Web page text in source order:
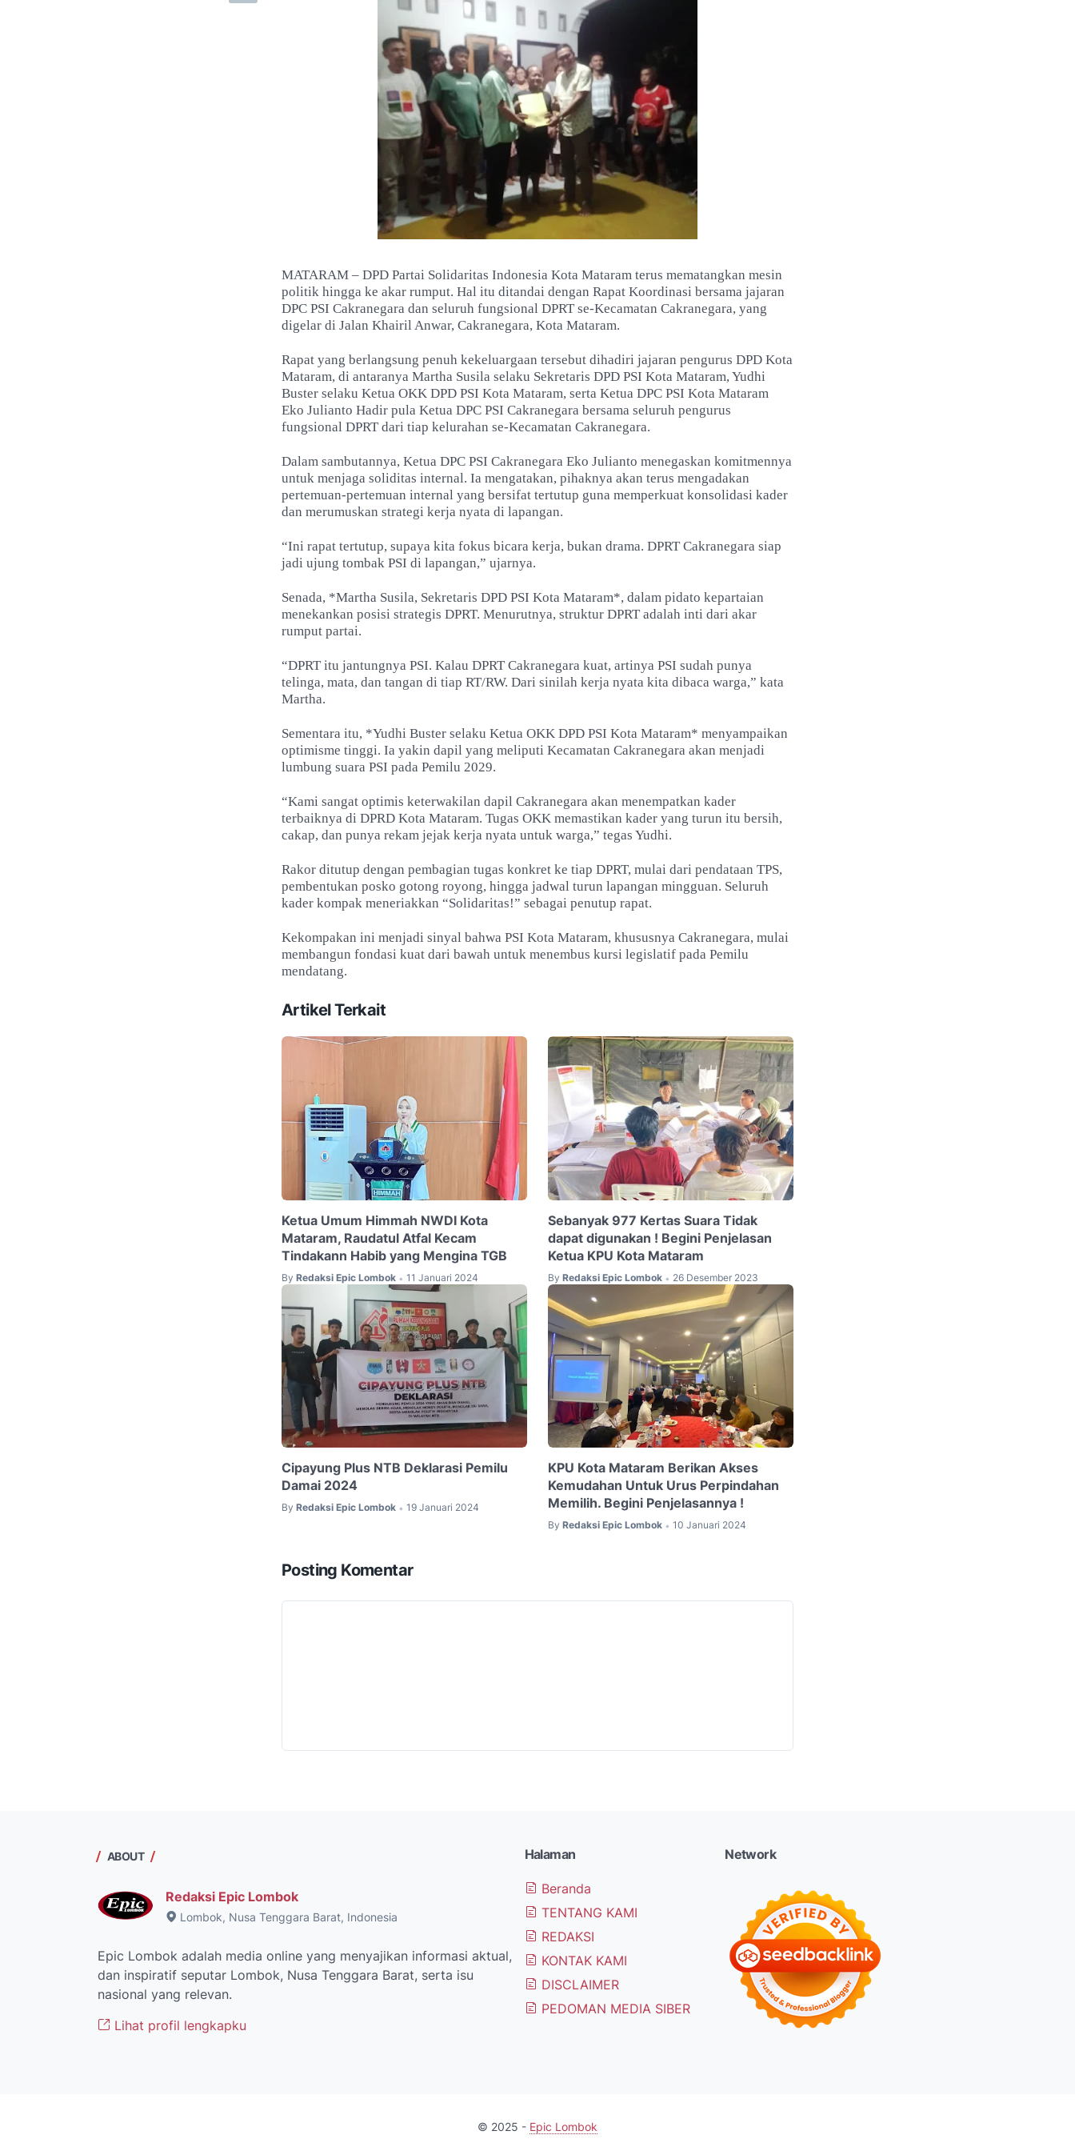
MATARAM – DPD Partai Solidaritas Indonesia Kota Mataram terus mematangkan mesin
politik hingga ke akar rumput. Hal itu ditandai dengan Rapat Koordinasi bersama jajaran
DPC PSI Cakranegara dan seluruh fungsional DPRT se-Kecamatan Cakranegara, yang
digelar di Jalan Khairil Anwar, Cakranegara, Kota Mataram.
Rapat yang berlangsung penuh kekeluargaan tersebut dihadiri jajaran pengurus DPD Kota
Mataram, di antaranya Martha Susila selaku Sekretaris DPD PSI Kota Mataram, Yudhi
Buster selaku Ketua OKK DPD PSI Kota Mataram, serta Ketua DPC PSI Kota Mataram
Eko Julianto Hadir pula Ketua DPC PSI Cakranegara bersama seluruh pengurus
fungsional DPRT dari tiap kelurahan se-Kecamatan Cakranegara.
Dalam sambutannya, Ketua DPC PSI Cakranegara Eko Julianto menegaskan komitmennya
untuk menjaga soliditas internal. Ia mengatakan, pihaknya akan terus mengadakan
pertemuan-pertemuan internal yang bersifat tertutup guna memperkuat konsolidasi kader
dan merumuskan strategi kerja nyata di lapangan.
“Ini rapat tertutup, supaya kita fokus bicara kerja, bukan drama. DPRT Cakranegara siap
jadi ujung tombak PSI di lapangan,” ujarnya.
Senada, *Martha Susila, Sekretaris DPD PSI Kota Mataram*, dalam pidato kepartaian
menekankan posisi strategis DPRT. Menurutnya, struktur DPRT adalah inti dari akar
rumput partai.
“DPRT itu jantungnya PSI. Kalau DPRT Cakranegara kuat, artinya PSI sudah punya
telinga, mata, dan tangan di tiap RT/RW. Dari sinilah kerja nyata kita dibaca warga,” kata
Martha.
Sementara itu, *Yudhi Buster selaku Ketua OKK DPD PSI Kota Mataram* menyampaikan
optimisme tinggi. Ia yakin dapil yang meliputi Kecamatan Cakranegara akan menjadi
lumbung suara PSI pada Pemilu 2029.
“Kami sangat optimis keterwakilan dapil Cakranegara akan menempatkan kader
terbaiknya di DPRD Kota Mataram. Tugas OKK memastikan kader yang turun itu bersih,
cakap, dan punya rekam jejak kerja nyata untuk warga,” tegas Yudhi.
Rakor ditutup dengan pembagian tugas konkret ke tiap DPRT, mulai dari pendataan TPS,
pembentukan posko gotong royong, hingga jadwal turun lapangan mingguan. Seluruh
kader kompak meneriakkan “Solidaritas!” sebagai penutup rapat.
Kekompakan ini menjadi sinyal bahwa PSI Kota Mataram, khususnya Cakranegara, mulai
membangun fondasi kuat dari bawah untuk menembus kursi legislatif pada Pemilu
mendatang.
Artikel Terkait
Ketua Umum Himmah NWDI Kota
Mataram, Raudatul Atfal Kecam
Tindakann Habib yang Mengina TGB
By Redaksi Epic Lombok • 11 Januari 2024
Sebanyak 977 Kertas Suara Tidak
dapat digunakan ! Begini Penjelasan
Ketua KPU Kota Mataram
By Redaksi Epic Lombok • 26 Desember 2023
Cipayung Plus NTB Deklarasi Pemilu
Damai 2024
By Redaksi Epic Lombok • 19 Januari 2024
KPU Kota Mataram Berikan Akses
Kemudahan Untuk Urus Perpindahan
Memilih. Begini Penjelasannya !
By Redaksi Epic Lombok • 10 Januari 2024
Posting Komentar
ABOUT
Redaksi Epic Lombok
Lombok, Nusa Tenggara Barat, Indonesia
Epic Lombok adalah media online yang menyajikan informasi aktual,
dan inspiratif seputar Lombok, Nusa Tenggara Barat, serta isu
nasional yang relevan.
Lihat profil lengkapku
Halaman
Beranda
TENTANG KAMI
REDAKSI
KONTAK KAMI
DISCLAIMER
PEDOMAN MEDIA SIBER
Network
© 2025 - Epic Lombok